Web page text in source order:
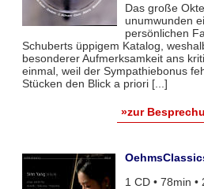
Das große
unumwunden
persönlichen
Schuberts üppigem Katalog,
besonderer Aufmerksamkeit ans
einmal, weil der Sympathiebonus
Stücken den Blick a priori [...]
»zur
1 CD • 78min •